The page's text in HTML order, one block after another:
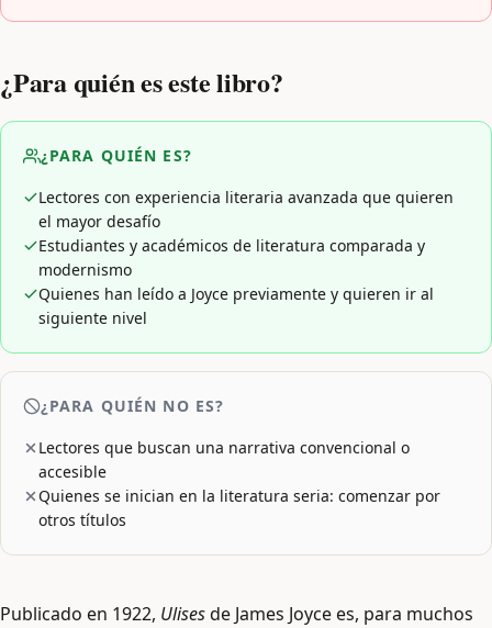
¿Para quién es este libro?
¿PARA QUIÉN ES?
Lectores con experiencia literaria avanzada que quieren
el mayor desafío
Estudiantes y académicos de literatura comparada y
modernismo
Quienes han leído a Joyce previamente y quieren ir al
siguiente nivel
¿PARA QUIÉN NO ES?
Lectores que buscan una narrativa convencional o
accesible
Quienes se inician en la literatura seria: comenzar por
otros títulos
Publicado en 1922, Ulisesde James Joyce es, para muchos